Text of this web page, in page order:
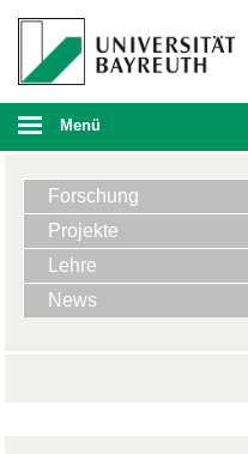
Menü
Forschung
Projekte
Lehre
News